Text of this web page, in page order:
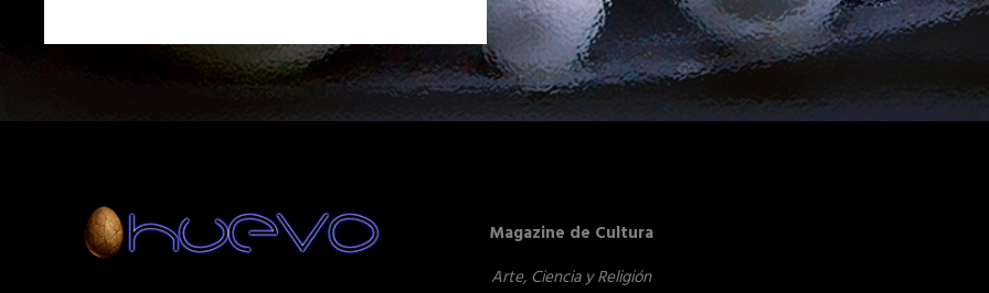
Magazine de Cultura
Arte, Ciencia y Religión